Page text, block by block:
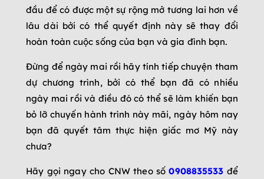
đầu để có được một sự rộng mở tương lai hơn về
lâu dài bởi có thể quyết định này sẽ thay đổi
hoàn toàn cuộc sống của bạn và gia đình bạn.
Đừng để ngày mai rồi hãy tính tiếp chuyện tham
dự chương trình, bởi có thể bạn đã có nhiều
ngày mai rồi và điều đó có thể sẽ làm khiến bạn
bỏ lỡ chuyến hành trình này mãi, ngày hôm nay
bạn đã quyết tâm thực hiện giấc mơ Mỹ này
chưa?
Hãy gọi ngay cho CNW theo số0908835533 để